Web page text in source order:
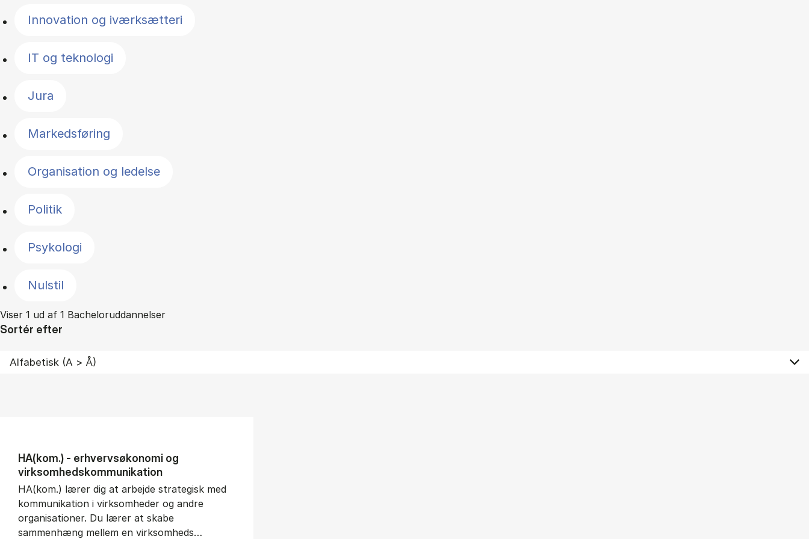
Innovation og iværksætteri
IT og teknologi
Jura
Markedsføring
Organisation og ledelse
Politik
Psykologi
Nulstil
Viser 1 ud af 1 Bacheloruddannelser
Sortér efter
HA(kom.) - erhvervs­økonomi og
virksomheds­kommunikation
HA(kom.) lærer dig at arbejde strategisk med
kommunikation i virksomheder og andre
organisationer. Du lærer at skabe
sammenhæng mellem en virksomheds…